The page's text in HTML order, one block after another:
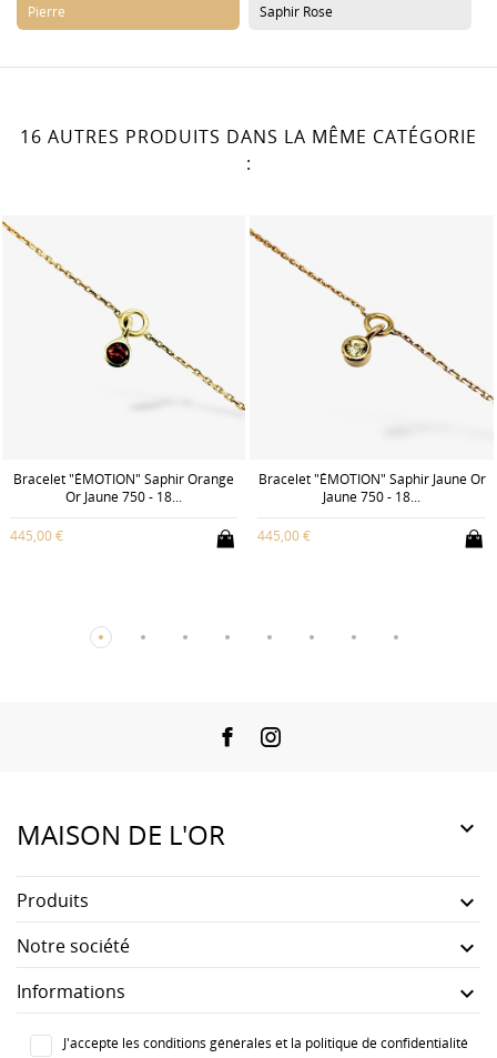
Pierre Saphir Rose
16 AUTRES PRODUITS DANS LA MÊME CATÉGORIE
:
Bracelet "ÉMOTION" Saphir Orange
Or Jaune 750 - 18...
445,00 €
Bracelet "ÉMOTION" Saphir Jaune Or
Jaune 750 - 18...
445,00 €
FacebookInstagram
MAISON DE L'OR 
Produits 
Notre société 
Informations 
J'accepte les conditions générales et la politique de confidentialité